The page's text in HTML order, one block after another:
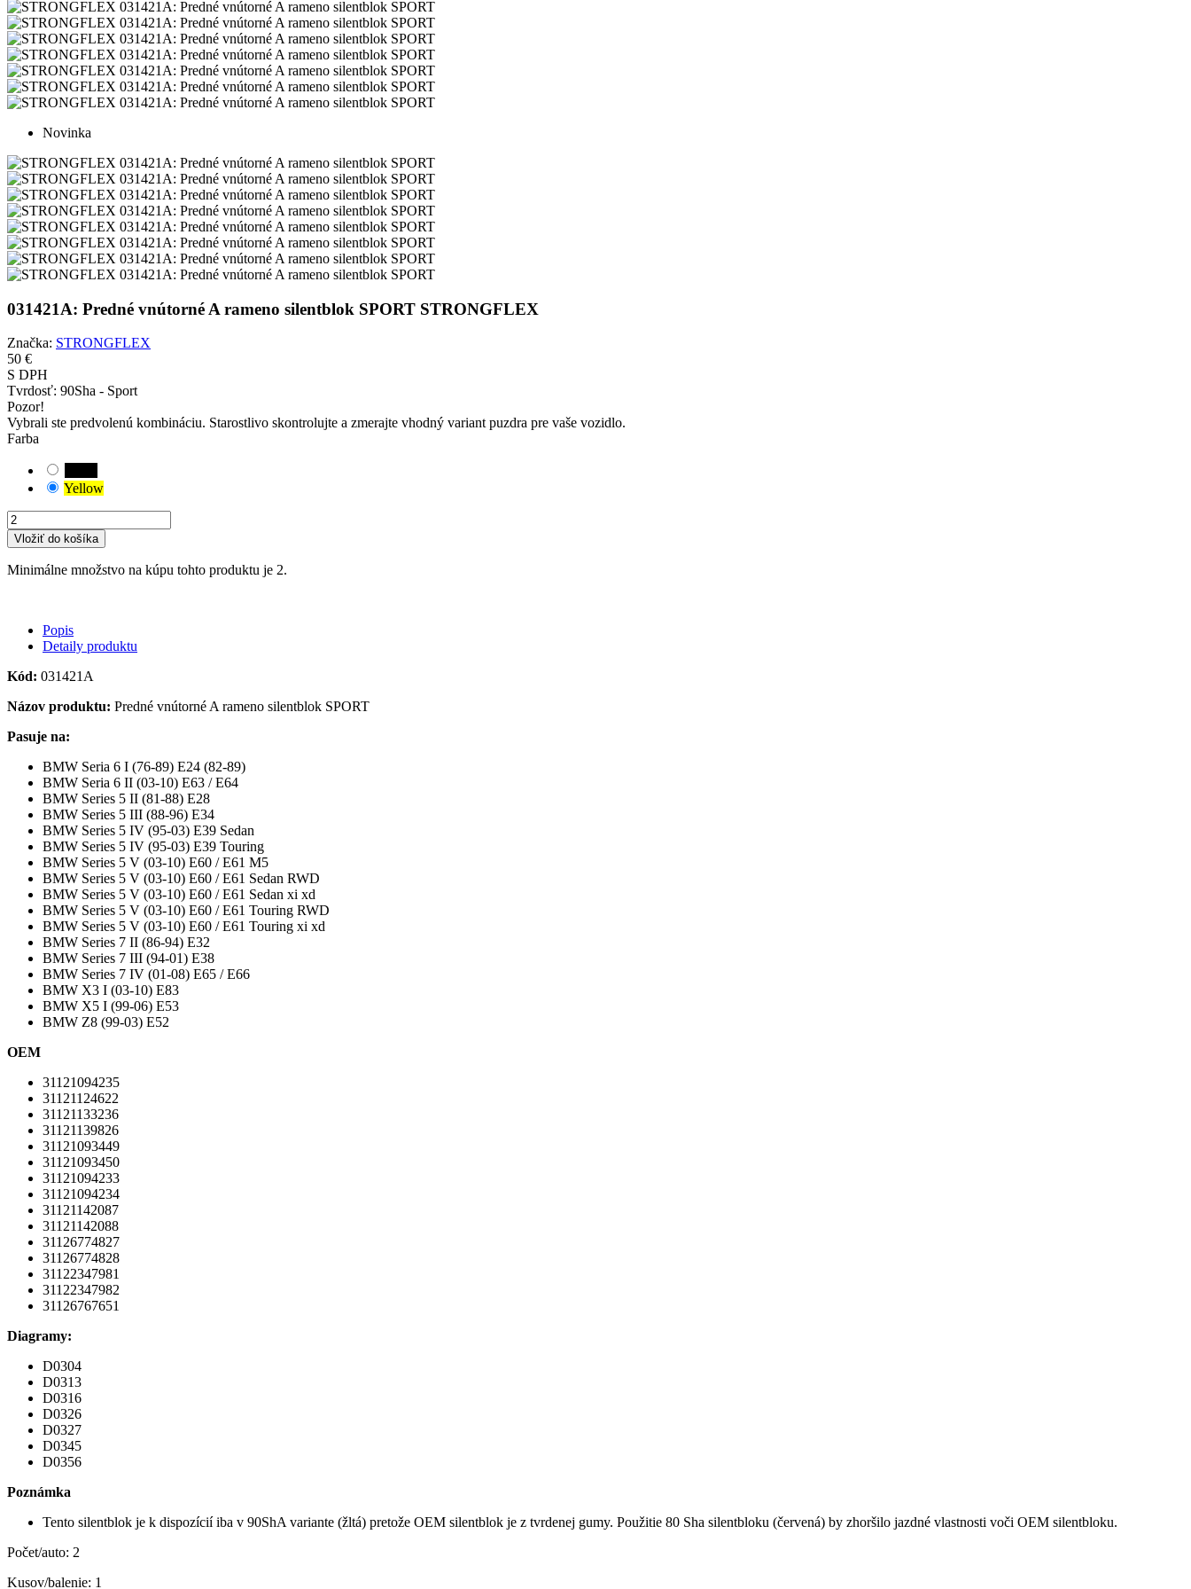
Novinka
031421A: Predné vnútorné A rameno silentblok SPORT STRONGFLEX
Značka: STRONGFLEX
50 €
S DPH
Tvrdosť: 90Sha - Sport
Pozor!
Vybrali ste predvolenú kombináciu. Starostlivo skontrolujte a zmerajte vhodný variant puzdra pre vaše vozidlo.
Farba
Yellow
Vložiť do košíka
Minimálne množstvo na kúpu tohto produktu je 2.
Popis
Detaily produktu
Kód: 031421A
Názov produktu: Predné vnútorné A rameno silentblok SPORT
Pasuje na:
BMW Seria 6 I (76-89) E24 (82-89)
BMW Seria 6 II (03-10) E63 / E64
BMW Series 5 II (81-88) E28
BMW Series 5 III (88-96) E34
BMW Series 5 IV (95-03) E39 Sedan
BMW Series 5 IV (95-03) E39 Touring
BMW Series 5 V (03-10) E60 / E61 M5
BMW Series 5 V (03-10) E60 / E61 Sedan RWD
BMW Series 5 V (03-10) E60 / E61 Sedan xi xd
BMW Series 5 V (03-10) E60 / E61 Touring RWD
BMW Series 5 V (03-10) E60 / E61 Touring xi xd
BMW Series 7 II (86-94) E32
BMW Series 7 III (94-01) E38
BMW Series 7 IV (01-08) E65 / E66
BMW X3 I (03-10) E83
BMW X5 I (99-06) E53
BMW Z8 (99-03) E52
OEM
31121094235
31121124622
31121133236
31121139826
31121093449
31121093450
31121094233
31121094234
31121142087
31121142088
31126774827
31126774828
31122347981
31122347982
31126767651
Diagramy:
D0304
D0313
D0316
D0326
D0327
D0345
D0356
Poznámka
Tento silentblok je k dispozícií iba v 90ShA variante (žltá) pretože OEM silentblok je z tvrdenej gumy. Použitie 80 Sha silentbloku (červená) by zhoršilo jazdné vlastnosti voči OEM silentbloku.
Počet/auto: 2
Kusov/balenie: 1